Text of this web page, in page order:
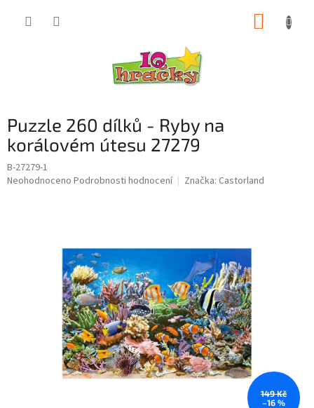
Puzzle 260 dílků - Ryby na
korálovém útesu 27279
B-27279-1
Průměrné
Neohodnoceno Podrobnosti hodnocení Značka: Castorland
149 Kč
–16 %